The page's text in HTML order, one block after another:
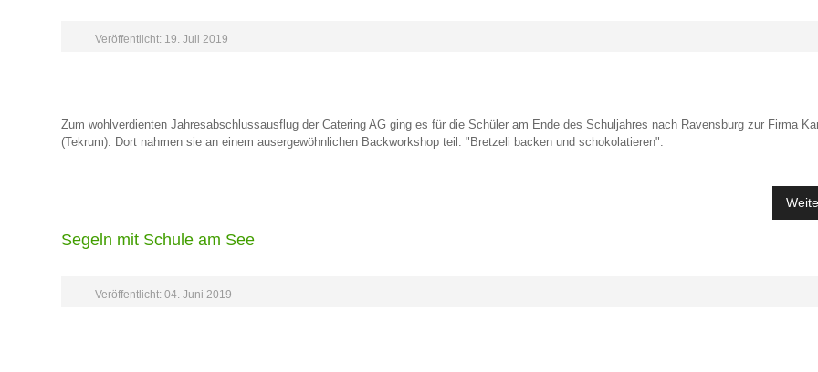
Veröffentlicht: 19. Juli 2019
Zum wohlverdienten Jahresabschlussausflug der Catering AG ging es für die Schüler am Ende des Schuljahres nach Ravensburg zur Firma
(Tekrum). Dort nahmen sie an einem ausergewöhnlichen Backworkshop teil: "Bretzeli backen und schokolatieren".
Segeln mit Schule am See
Veröffentlicht: 04. Juni 2019